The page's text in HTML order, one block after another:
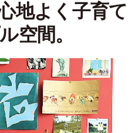
地よく子育て
空間。